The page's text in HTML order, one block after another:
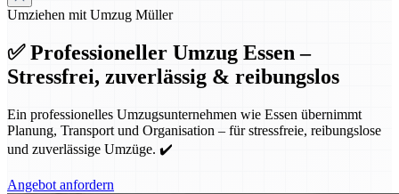
Umziehen mit Umzug Müller
✅ Professioneller Umzug Essen –
Stressfrei, zuverlässig & reibungslos
Ein professionelles Umzugsunternehmen wie Essen übernimmt
Planung, Transport und Organisation – für stressfreie, reibungslose
und zuverlässige Umzüge. ✔️
Angebot anfordern